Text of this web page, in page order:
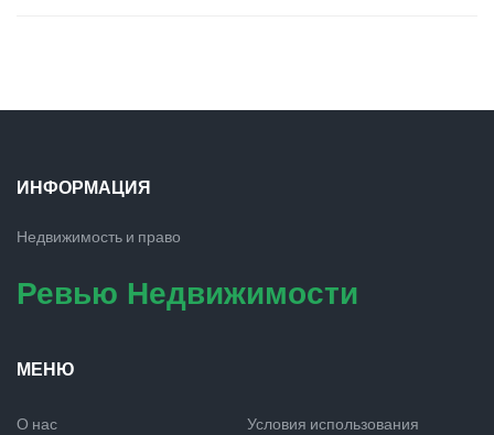
ИНФОРМАЦИЯ
Недвижимость и право
Ревью Недвижимости
МЕНЮ
О нас
Условия использования